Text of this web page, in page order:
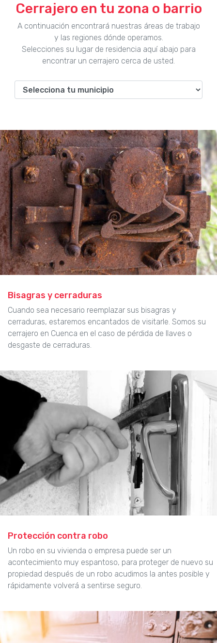
Cerrajero en tu zona o barrio
A continuación encontrará nuestras áreas de trabajo
y las regiones dónde operamos.
Selecciones su lugar de residencia aquí abajo para
encontrar un cerrajero cerca de usted.
Bisagras y cerraduras
Cuando sea necesario reemplazar sus bisagras y
cerraduras, estaremos encantados de visitarle. Somos su
cerrajero en Cuenca en el caso de pérdida de llaves o
desgaste de cerraduras.
Protección contra robo
Un robo en su vivienda o empresa puede ser un
acontecimiento muy espantoso, para proteger de nuevo su
propiedad después de un robo acudimos la antes posible y
rápidamente volverá a sentirse seguro.